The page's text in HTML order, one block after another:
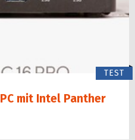
TEST
mit Intel Panther